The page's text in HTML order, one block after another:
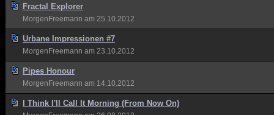
Fractal Explorer
MorgenFreemann am 25.10.2012
Urbane Impressionen #7
MorgenFreemann am 23.10.2012
Pipes Honour
MorgenFreemann am 14.10.2012
I Think I'll Call It Morning (From Now On)